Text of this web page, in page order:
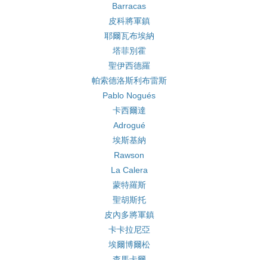
Barracas
皮科將軍鎮
耶爾瓦布埃納
塔菲別霍
聖伊西德羅
帕索德洛斯利布雷斯
Pablo Nogués
卡西爾達
Adrogué
埃斯基納
Rawson
La Calera
蒙特羅斯
聖胡斯托
皮內多將軍鎮
卡卡拉尼亞
埃爾博爾松